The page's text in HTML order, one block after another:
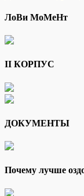
ЛоВи МоМеНт
II КОРПУС
ДОКУМЕНТЫ
Почему лучше